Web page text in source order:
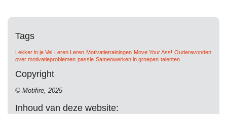
Tags
Lekker in je Vel Leren Leren Motivatietrainingen Move Your Ass! Ouderavonden
over motivatieproblemen passie Samenwerken in groepen talenten
Copyright
© Motifire, 2025
Inhoud van deze website: